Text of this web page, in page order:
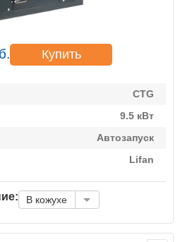
Купить
CTG
9.5 кВт
Автозапуск
Lifan
В кожухе